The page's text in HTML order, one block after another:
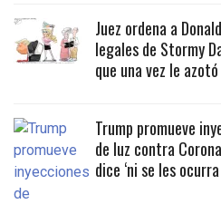
Juez ordena a
legales de Stormy
que una vez le
Trump promueve
de luz contra
dice ‘ni se les ocurra